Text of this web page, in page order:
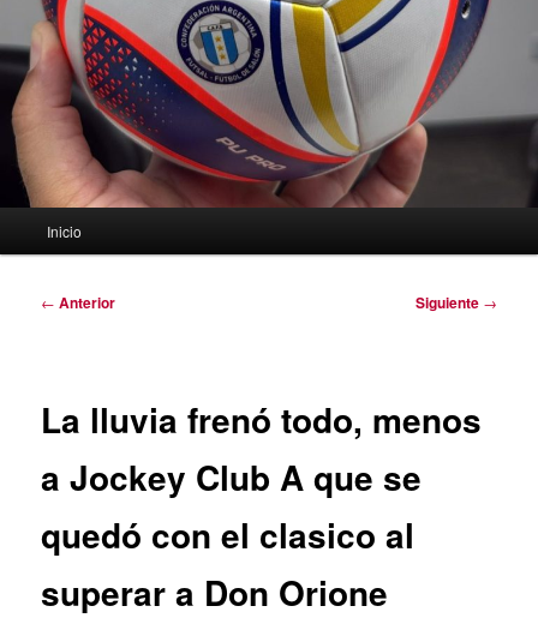
Inicio
Navegación
← Anterior Siguiente →
La lluvia frenó todo, menos
a Jockey Club A que se
quedó con el clasico al
superar a Don Orione